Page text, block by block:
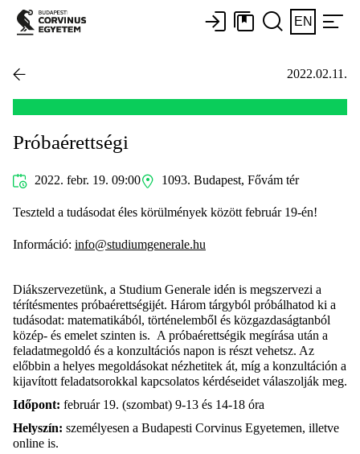
EN
2022.02.11.
Próbaérettségi
2022. febr. 19. 09:00 1093. Budapest, Fővám tér
Teszteld a tudásodat éles körülmények között február 19-én!
Információ: info@studiumgenerale.hu
Diákszervezetünk, a Studium Generale idén is megszervezi a
térítésmentes próbaérettségijét. Három tárgyból próbálhatod ki a
tudásodat: matematikából, történelemből és közgazdaságtanból
közép- és emelet szinten is. A próbaérettségik megírása után a
feladatmegoldó és a konzultációs napon is részt vehetsz. Az
előbbin a helyes megoldásokat nézhetitek át, míg a konzultáción a
kijavított feladatsorokkal kapcsolatos kérdéseidet válaszolják meg.
Időpont: február 19. (szombat) 9-13 és 14-18 óra
Helyszín: személyesen a Budapesti Corvinus Egyetemen, illetve
online is.